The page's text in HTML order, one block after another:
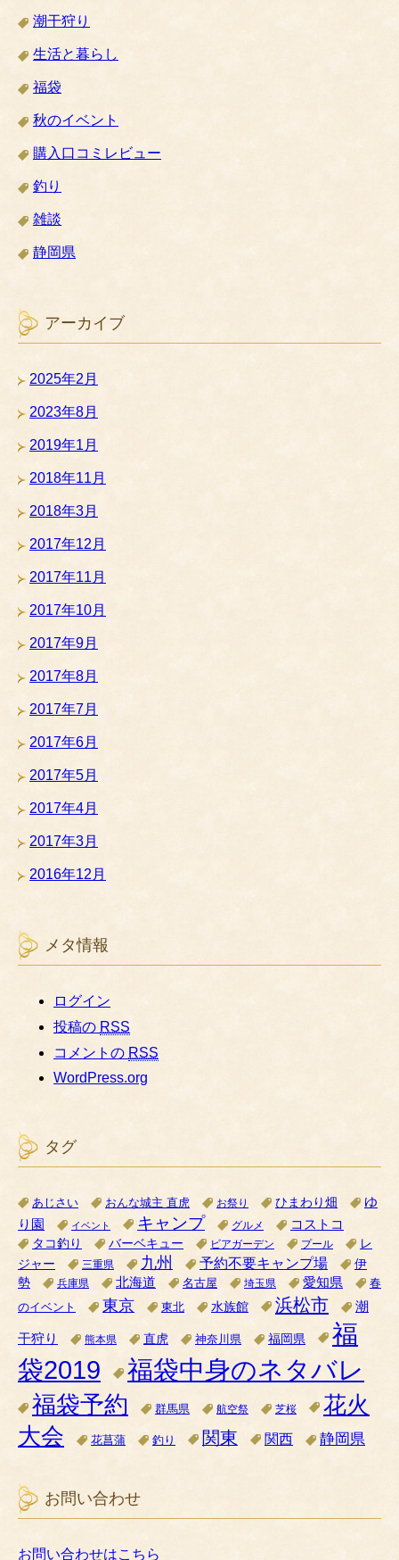
潮干狩り
生活と暮らし
福袋
秋のイベント
購入口コミレビュー
釣り
雑談
静岡県
アーカイブ
2025年2月
2023年8月
2019年1月
2018年11月
2018年3月
2017年12月
2017年11月
2017年10月
2017年9月
2017年8月
2017年7月
2017年6月
2017年5月
2017年4月
2017年3月
2016年12月
メタ情報
ログイン
投稿の RSS
コメントの RSS
WordPress.org
タグ
あじさい おんな城主 直虎 お祭り ひまわり畑
ゆ
り園
イベント キャンプ グルメ コストコ
タコ釣り バーベキュー ビアガーデン プール
レ
ジャー
三重県 九州 予約不要キャンプ場
伊
勢
兵庫県 北海道 名古屋 埼玉県 愛知県
春
のイベント
東京 東北 水族館 浜松市 潮
干狩り 熊本県 直虎 神奈川県 福岡県
福
袋2019
福袋中身のネタバレ
福袋予約 群馬県 航空祭 芝桜
花火
大会
花菖蒲 釣り 関東 関西 静岡県
お問い合わせ
お問い合わせはこちら